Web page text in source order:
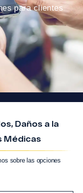
para clientes
Daños a la
Médicas
sobre las opciones